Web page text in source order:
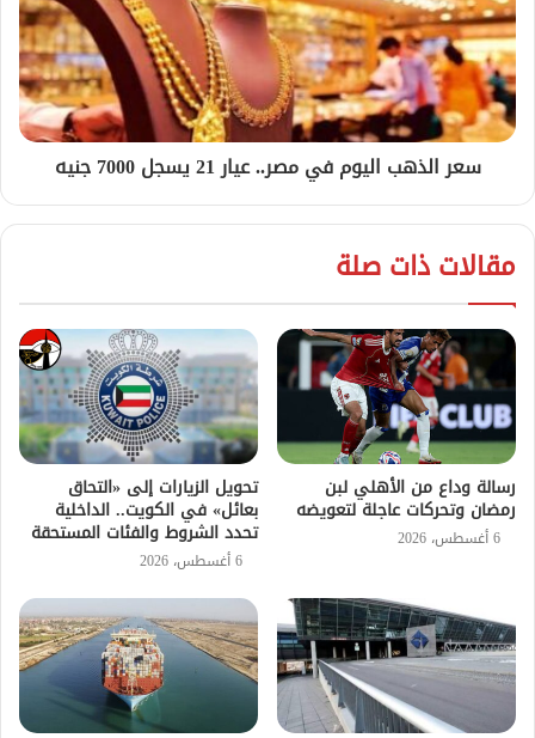
سعر الذهب اليوم في مصر.. عيار 21 يسجل 7000 جنيه
مقالات ذات صلة
رسالة وداع من الأهلي لبن
رمضان وتحركات عاجلة لتعويضه
6 أغسطس، 2026
تحويل الزيارات إلى «التحاق
بعائل» في الكويت.. الداخلية
تحدد الشروط والفئات المستحقة
6 أغسطس، 2026